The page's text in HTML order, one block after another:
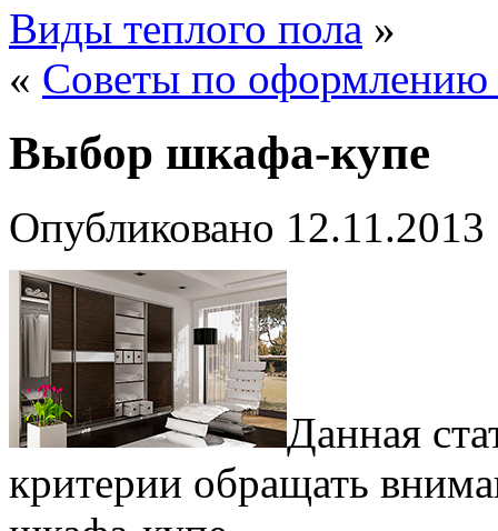
Виды теплого пола »
« Советы по оформлению
Выбор шкафа-купе
Опубликовано 12.11.2013
Данная
критерии обращать